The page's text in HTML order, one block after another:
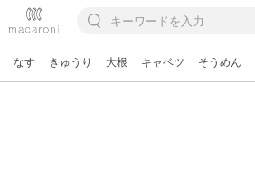
なす きゅうり 大根 キャベツ そうめん